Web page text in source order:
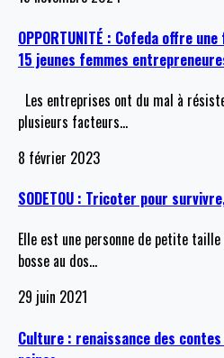
OPPORTUNITÉ : Cofeda offre
15 jeunes femmes
Les entreprises ont du mal à
plusieurs facteurs…
8 février 2023
SODETOU : Tricoter pour
Elle est une personne de petite
bosse au dos…
29 juin 2021
Culture : renaissance des